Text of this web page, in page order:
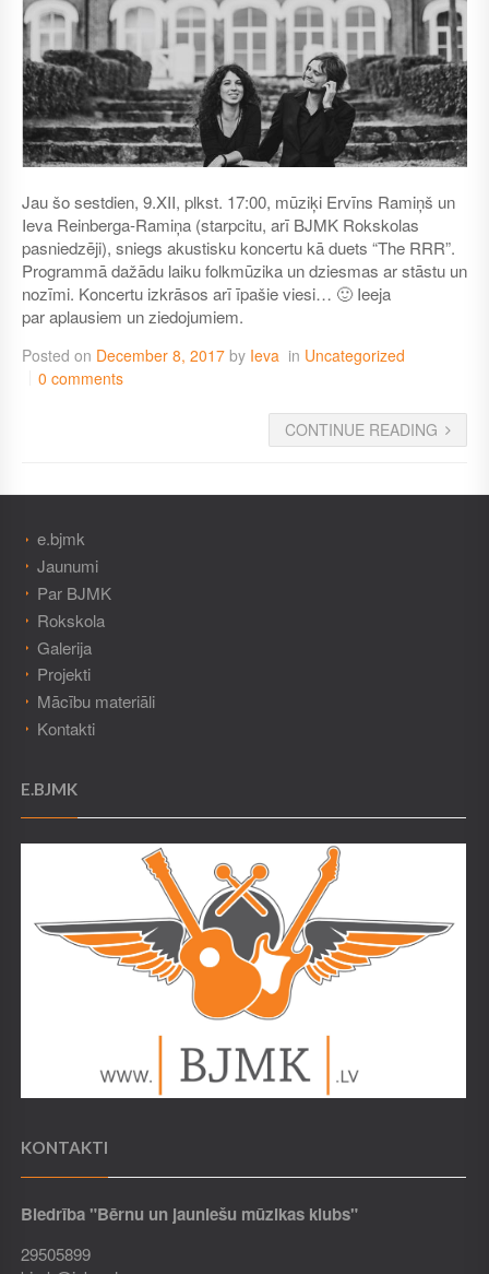
Jau šo sestdien, 9.XII, plkst. 17:00, mūziķi Ervīns Ramiņš un
Ieva Reinberga-Ramiņa (starpcitu, arī BJMK Rokskolas
pasniedzēji), sniegs akustisku koncertu kā duets “The RRR”.
Programmā dažādu laiku folkmūzika un dziesmas ar stāstu un
nozīmi. Koncertu izkrāsos arī īpašie viesi… 🙂 Ieeja
par aplausiem un ziedojumiem.
Posted on December 8, 2017 by Ieva in Uncategorized
0 comments
CONTINUE READING
e.bjmk
Jaunumi
Par BJMK
Rokskola
Galerija
Projekti
Mācību materiāli
Kontakti
E.BJMK
KONTAKTI
Biedrība "Bērnu un jauniešu mūzikas klubs"
29505899